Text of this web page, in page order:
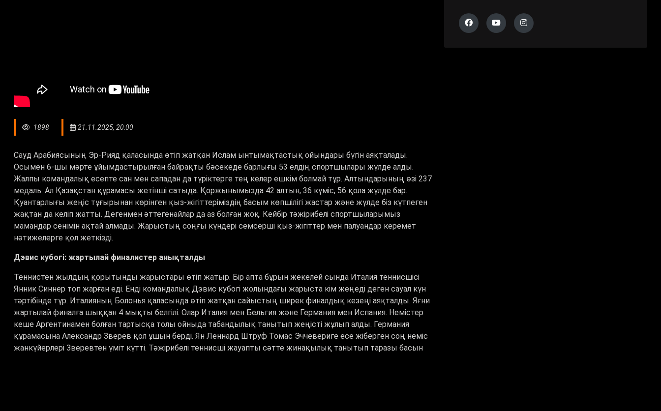
1898 21.11.2025, 20:00
Сауд Арабиясының Эр-Рияд қаласында өтіп жатқан Ислам ынтымақтастық ойындары бүгін аяқталады.
Осымен 6-шы мәрте ұйымдастырылған байрақты бәсекеде барлығы 53 елдің спортшылары жүлде алды.
Жалпы командалық есепте сан мен сападан да түріктерге тең келер ешкім болмай тұр. Алтындарының өзі 237
медаль. Ал Қазақстан құрамасы жетінші сатыда. Қоржынымызда 42 алтын, 36 күміс, 56 қола жүлде бар.
Қуантарлығы жеңіс тұғырынан көрінген қыз-жігіттеріміздің басым көпшілігі жастар және жүлде біз күтпеген
жақтан да келіп жатты. Дегенмен әттегенайлар да аз болған жоқ. Кейбір тәжірибелі спортшыларымыз
мамандар сенімін ақтай алмады. Жарыстың соңғы күндері семсерші қыз-жігіттер мен палуандар керемет
нәтижелерге қол жеткізді.
Дэвис кубогі: жартылай финалистер анықталды
Теннистен жылдың қорытынды жарыстары өтіп жатыр. Бір апта бұрын жекелей сында Италия теннисшісі
Янник Синнер топ жарған еді. Енді командалық Дэвис кубогі жолындағы жарыста кім жеңеді деген сауал күн
тәртібінде тұр. Италияның Болонья қаласында өтіп жатқан сайыстың ширек финалдық кезеңі аяқталды. Яғни
жартылай финалға шыққан 4 мықты белгілі. Олар Италия мен Бельгия және Германия мен Испания. Немістер
кеше Аргентинамен болған тартысқа толы ойныда табандылық танытып жеңісті жұлып алды. Германия
құрамасына Александр Зверев қол ұшын берді. Ян Леннард Штруф Томас Эччевериге есе жіберген соң неміс
жанкүйерлері Зверевтен үміт күтті. Тәжірибелі теннисші жауапты сәтте жинақылық танытып таразы басын